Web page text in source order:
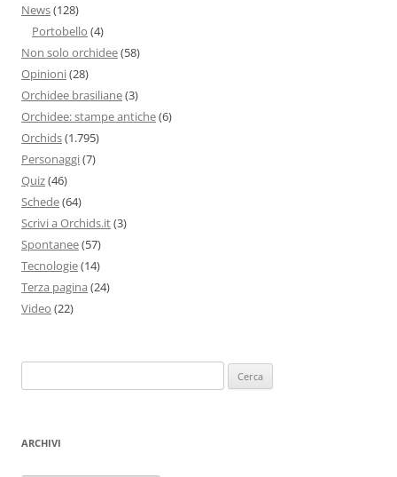
News(128)
Portobello (4)
Non solo orchidee(58)
Opinioni(28)
Orchidee brasiliane(3)
Orchidee: stampe antiche(6)
Orchids(1.795)
Personaggi(7)
Quiz(46)
Schede(64)
Scrivi a Orchids.it(3)
Spontanee(57)
Tecnologie(14)
Terza pagina (24)
Video (22)
per:
ARCHIVI